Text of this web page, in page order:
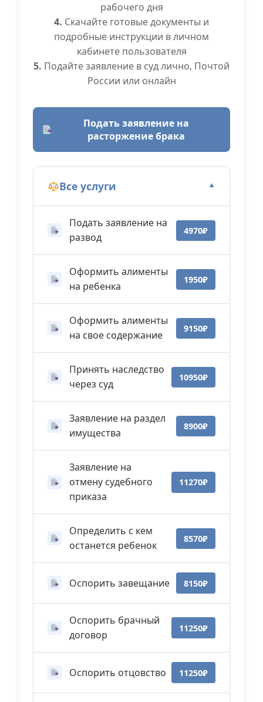
рабочего дня
4. Скачайте готовые документы и
подробные инструкции в личном
кабинете пользователя
5. Подайте заявление в суд лично, Почтой
России или онлайн
Подать заявление на
расторжение брака
Все услуги ▼
Подать заявление на
развод
4970₽
Оформить алименты
на ребенка
1950₽
Оформить алименты
на свое содержание
9150₽
Принять наследство
через суд
10950₽
Заявление на раздел
имущества
8900₽
Заявление на
отмену судебного
приказа
11270₽
Определить с кем
останется ребенок
8570₽
Оспорить завещание 8150₽
Оспорить брачный
договор
11250₽
Оспорить отцовство 11250₽